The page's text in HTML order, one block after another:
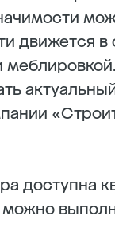
в
доступна